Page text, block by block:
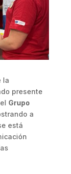
la
presente
Grupo
a
está